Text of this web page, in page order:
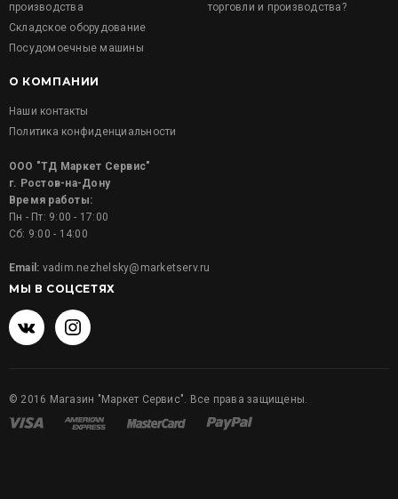
производства
Складское оборудование
Посудомоечные машины
торговли и производства?
О КОМПАНИИ
Наши контакты
Политика конфиденциальности
ООО "ТД Маркет Сервис"
г. Ростов-на-Дону
Время работы:
Пн - Пт: 9:00 - 17:00
Сб: 9:00 - 14:00
Email: vadim.nezhelsky@marketserv.ru
МЫ В СОЦСЕТЯХ
© 2016 Магазин "Маркет Сервис". Все права защищены.